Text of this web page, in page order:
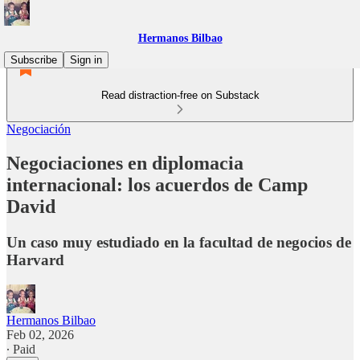
Hermanos Bilbao
Subscribe
Sign in
Read distraction-free on Substack
Negociación
Negociaciones en diplomacia
internacional: los acuerdos de Camp
David
Un caso muy estudiado en la facultad de negocios de
Harvard
Hermanos Bilbao
Feb 02, 2026
∙ Paid